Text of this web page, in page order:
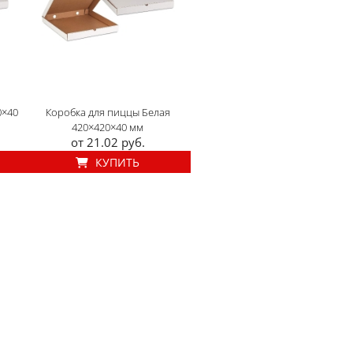
Коробка для пиццы Белая
420×420×40 мм
от 21.02 руб.
КУПИТЬ